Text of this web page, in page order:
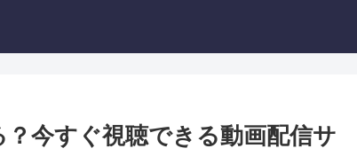
今すぐ視聴できる動画配信サ